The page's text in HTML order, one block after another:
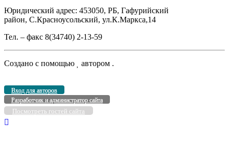
Юридический адрес: 453050, РБ, Гафурийский
район, С.Красноусольский, ул.К.Маркса,14
Тел. – факс 8(34740) 2-13-59
Создано с помощью автором .
Вход для авторов
Разработчик и администратор сайта
Посмотреть гостей сайта